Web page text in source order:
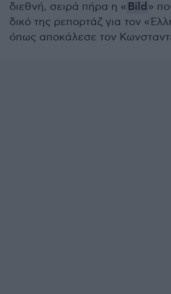
διεθνή, σειρά πήρα η « Bild»
δικό της ρεπορτάζ για τον
όπως αποκάλεσε τον